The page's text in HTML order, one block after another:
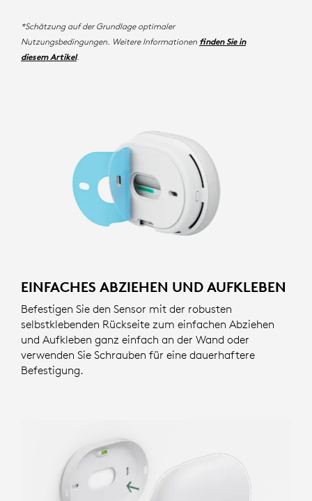
*Schätzung auf der Grundlage optimaler
Nutzungsbedingungen. Weitere Informationen finden Sie in
diesem Artikel.
EINFACHES ABZIEHEN UND AUFKLEBEN
Befestigen Sie den Sensor mit der robusten
selbstklebenden Rückseite zum einfachen Abziehen
und Aufkleben ganz einfach an der Wand oder
verwenden Sie Schrauben für eine dauerhaftere
Befestigung.